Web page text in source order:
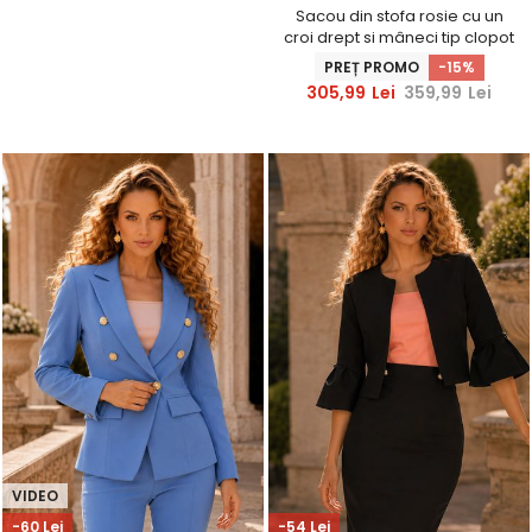
Sacou din stofa rosie cu un
croi drept si mâneci tip clopot
- StarShinerS
PREȚ PROMO -15%
305,99 Lei 359,99 Lei
-60 Lei
VIDEO
-54 Lei